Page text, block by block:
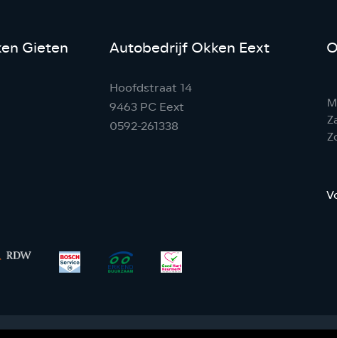
Gieten Autobedrijf Okken Eext
Hoofdstraat 14
9463 PC Eext
0592-261338